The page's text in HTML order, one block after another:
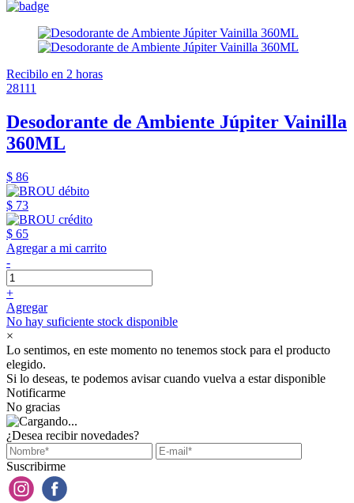
Recibilo en 2 horas
28111
Desodorante de Ambiente Júpiter Vainilla
360ML
$ 86
$ 73
$ 65
Agregar a mi carrito
-
+
Agregar
No hay suficiente stock disponible
×
Lo sentimos, en este momento no tenemos stock para el producto
elegido.
Si lo deseas, te podemos avisar cuando vuelva a estar disponible
Notificarme
No gracias
¿Desea recibir novedades?
Suscribirme